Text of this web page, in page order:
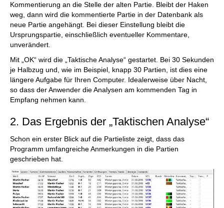
Kommentierung an die Stelle der alten Partie. Bleibt der Haken
weg, dann wird die kommentierte Partie in der Datenbank als
neue Partie angehängt. Bei dieser Einstellung bleibt die
Ursprungspartie, einschließlich eventueller Kommentare,
unverändert.
Mit „OK“ wird die „Taktische Analyse“ gestartet. Bei 30 Sekunden
je Halbzug und, wie im Beispiel, knapp 30 Partien, ist dies eine
längere Aufgabe für Ihren Computer. Idealerweise über Nacht,
so dass der Anwender die Analysen am kommenden Tag in
Empfang nehmen kann.
2. Das Ergebnis der „Taktischen Analyse“
Schon ein erster Blick auf die Partieliste zeigt, dass das
Programm umfangreiche Anmerkungen in die Partien
geschrieben hat.